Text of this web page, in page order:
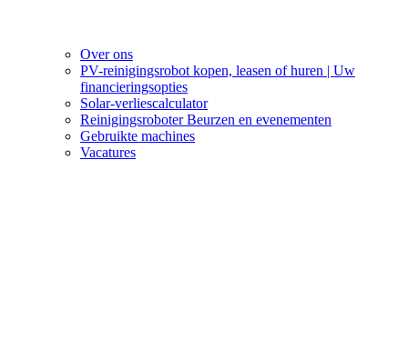
Over ons
PV-reinigingsrobot kopen, leasen of huren | Uw
financieringsopties
Solar-verliescalculator
Reinigingsroboter Beurzen en evenementen
Gebruikte machines
Vacatures